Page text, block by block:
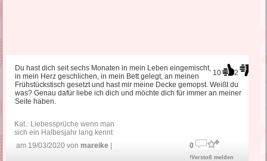
10 2
Du hast dich seit sechs Monaten in mein Leben eingemischt,
in mein Herz geschlichen, in mein Bett gelegt, an meinen
Frühstückstisch gesetzt und hast mir meine Decke gemopst. Weißt du
was? Genau dafür liebe ich dich und möchte dich für immer an meiner
Seite haben.
Kat.: Liebessprüche wenn man
sich ein Halbesjahr lang kennt
am 19/03/2020 vonmareike 0
!Verstoß melden